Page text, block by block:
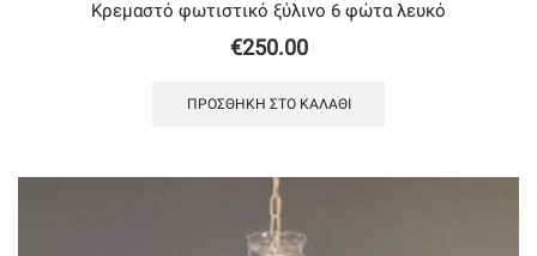
Κρεμαστό φωτιστικό ξύλινο 6 φώτα λευκό
€250.00
ΠΡΟΣΘΉΚΗ ΣΤΟ ΚΑΛΆΘΙ